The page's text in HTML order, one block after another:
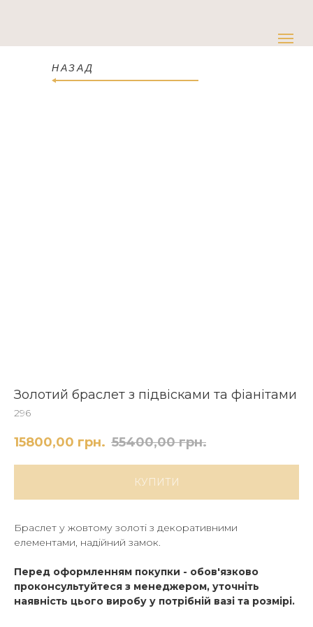
НАЗАД
Золотий браслет з підвісками та фіанітами
296
15800,00 грн. 55400,00 грн.
КУПИТИ
Браслет у жовтому золоті з декоративними
елементами, надійний замок.
Перед оформленням покупки - обов'язково
проконсультуйтеся з менеджером, уточніть
наявність цього виробу у потрібній вазі та розмірі.